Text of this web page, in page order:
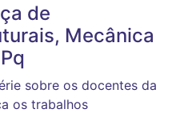
de
Mecânica
sobre os docentes da
os trabalhos